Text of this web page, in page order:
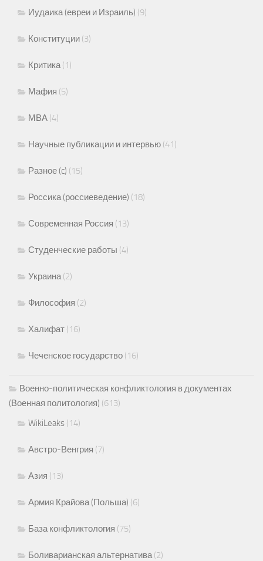
Иудаика (евреи и Израиль) (9)
Конституции (3)
Критика(1)
Мафия (5)
МВА (4)
Научные публикации и интервью (41)
Разное (c) (15)
Россика (россиеведение) (18)
Современная Россия (13)
Студенческие работы (4)
Украина(2)
Философия (2)
Халифат (16)
Чеченское государство (16)
Военно-политическая конфликтология в документах
(Военная политология) (613)
WikiLeaks (14)
Австро-Венгрия (7)
Азия (13)
Армия Крайова (Польша) (6)
База конфликтология (75)
Боливарианская альтернатива(2)